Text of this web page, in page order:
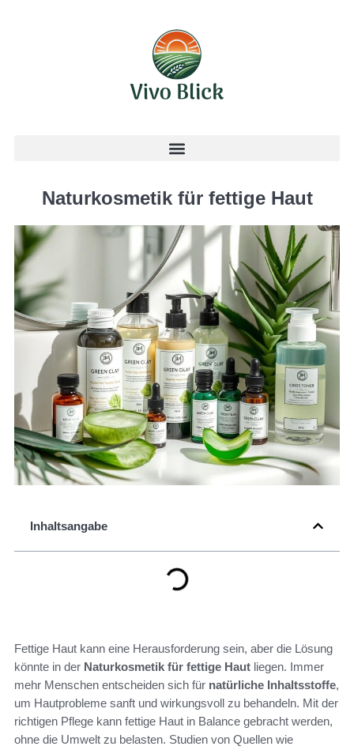
Naturkosmetik für fettige Haut
Inhaltsangabe
Fettige Haut kann eine Herausforderung sein, aber die Lösung
könnte in der Naturkosmetik für fettige Haut liegen. Immer
mehr Menschen entscheiden sich für natürliche Inhaltsstoffe,
um Hautprobleme sanft und wirkungsvoll zu behandeln. Mit der
richtigen Pflege kann fettige Haut in Balance gebracht werden,
ohne die Umwelt zu belasten. Studien von Quellen wie